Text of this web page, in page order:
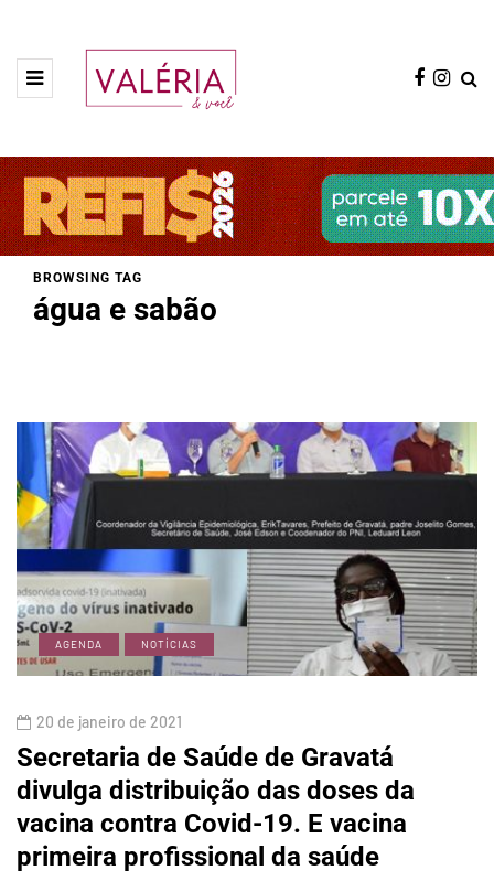
BROWSING TAG
água e sabão
AGENDA NOTÍCIAS
20 de janeiro de 2021
Secretaria de Saúde de Gravatá
divulga distribuição das doses da
vacina contra Covid-19. E vacina
primeira profissional da saúde